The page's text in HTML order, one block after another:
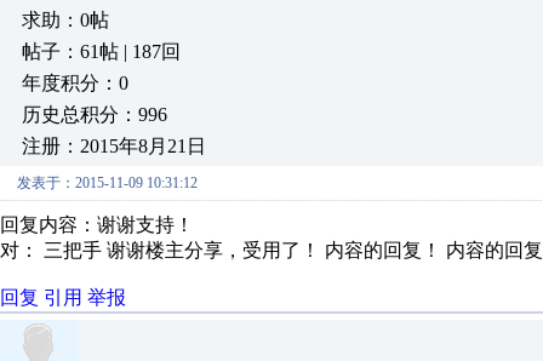
求助：0帖
帖子：61帖 | 187回
年度积分：0
历史总积分：996
注册：2015年8月21日
发表于：2015-11-09 10:31:12
回复内容：谢谢支持！
对： 三把手 谢谢楼主分享，受用了！ 内容的回复！ 内容的回
回复 引用 举报